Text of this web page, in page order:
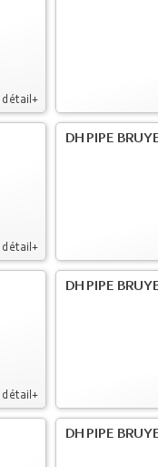
détail+
détail+
DH PIPE
détail+
DH PIPE
DH PIPE